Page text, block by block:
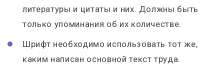
литературы и цитаты и них. Должны быть
только упоминания об их количестве.
Шрифт необходимо использовать тот же,
каким написан основной текст труда.